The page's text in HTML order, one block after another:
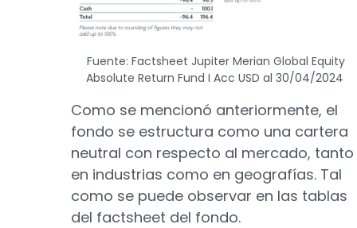
Fuente: Factsheet Jupiter Merian Global Equity
Absolute Return Fund I Acc USD al 30/04/2024
Como se mencionó anteriormente, el
fondo se estructura como una cartera
neutral con respecto al mercado, tanto
en industrias como en geografías. Tal
como se puede observar en las tablas
del factsheet del fondo.